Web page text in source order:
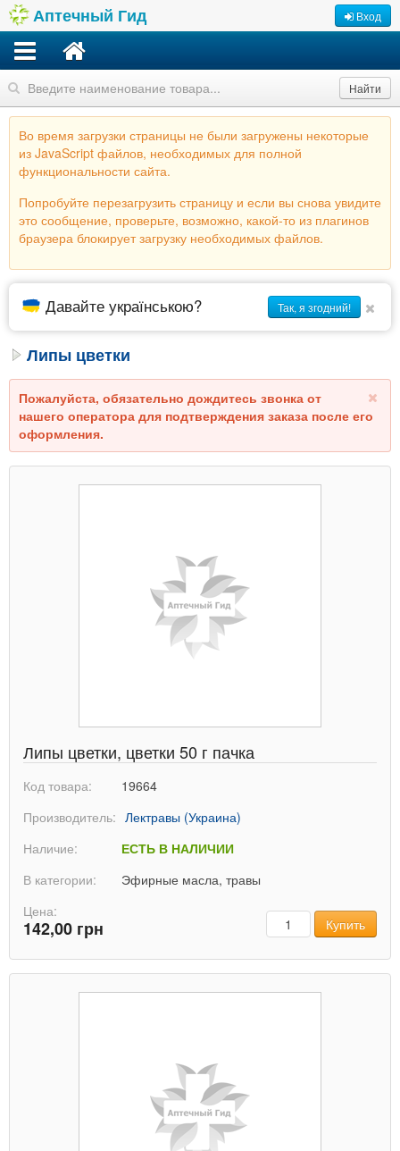
Аптечный Гид Вход
Найти
Во время загрузки страницы не были загружены некоторые
из JavaScript файлов, необходимых для полной
функциональности сайта.
Попробуйте перезагрузить страницу и если вы снова увидите
это сообщение, проверьте, возможно, какой-то из плагинов
браузера блокирует загрузку необходимых файлов.
Давайте українською? Так, я згодний!
Липы цветки
Пожалуйста, обязательно дождитесь звонка от
нашего оператора для подтверждения заказа после его
оформления.
Липы цветки, цветки 50 г пачка
Код товара:
19664
Производитель: Лектравы (Украина)
Наличие:
ЕСТЬ В НАЛИЧИИ
В категории:
Эфирные масла, травы
Цена:
142,00 грн КоличествоКупить